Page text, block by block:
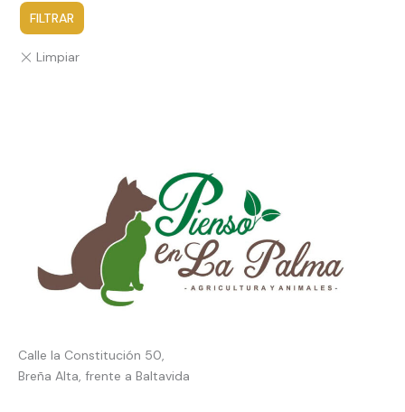
FILTRAR
Calle la Constitución 50,
Breña Alta, frente a Baltavida